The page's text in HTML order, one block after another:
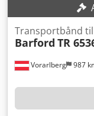
Vorarlberg 987
Transportbånd
Barford TR